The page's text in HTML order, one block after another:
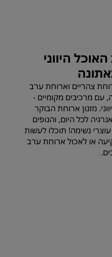
היווני
צהריים וארוחת ערב
עם מרכיבים מקומיים -
מזנון ארוחת הבוקר
לכל היום, והנופים
נשימה! תוכלו לעשות
או לאכול ארוחת ערב